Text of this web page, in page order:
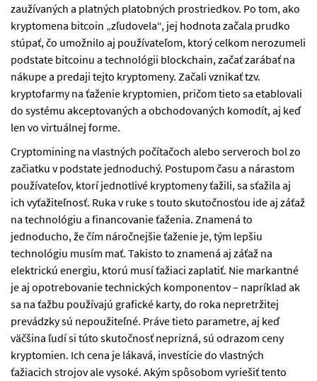
zaužívaných a platných platobných prostriedkov. Po tom, ako
kryptomena bitcoin „zľudovela“, jej hodnota začala prudko
stúpať, čo umožnilo aj používateľom, ktorý celkom nerozumeli
podstate bitcoinu a technológii blockchain, začať zarábať na
nákupe a predaji tejto kryptomeny. Začali vznikať tzv.
kryptofarmy na ťaženie kryptomien, pričom tieto sa etablovali
do systému akceptovaných a obchodovaných komodít, aj keď
len vo virtuálnej forme.
Cryptomining na vlastných počítačoch alebo serveroch bol zo
začiatku v podstate jednoduchý. Postupom času a nárastom
používateľov, ktorí jednotlivé kryptomeny ťažili, sa sťažila aj
ich vyťažiteľnosť. Ruka v ruke s touto skutočnosťou ide aj záťaž
na technológiu a financovanie ťaženia. Znamená to
jednoducho, že čím náročnejšie ťaženie je, tým lepšiu
technológiu musím mať. Takisto to znamená aj záťaž na
elektrickú energiu, ktorú musí ťažiaci zaplatiť. Nie markantné
je aj opotrebovanie technických komponentov – napríklad ak
sa na ťažbu používajú grafické karty, do roka nepretržitej
prevádzky sú nepoužiteľné. Práve tieto parametre, aj keď
väčšina ľudí si túto skutočnosť neprizná, sú odrazom ceny
kryptomien. Ich cena je lákavá, investície do vlastných
ťažiacich strojov ale vysoké. Akým spôsobom vyriešiť tento